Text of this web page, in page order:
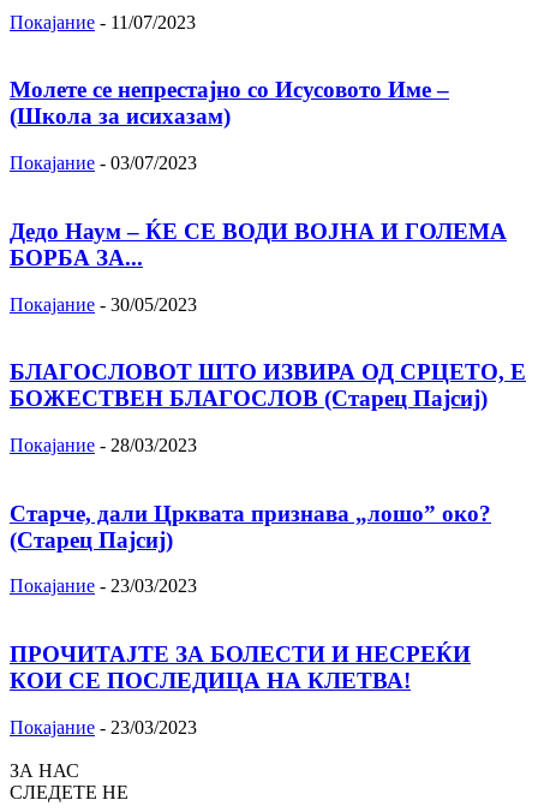
Покајание - 11/07/2023
Молете се непрестајно со Исусовото Име –
(Школа за исихазам)
Покајание - 03/07/2023
Дедо Наум – ЌЕ СЕ ВОДИ ВОЈНА И ГОЛЕМА
БОРБА ЗА...
Покајание - 30/05/2023
БЛАГОСЛОВОТ ШТО ИЗВИРА ОД СРЦЕТО, Ε
БОЖЕСТВЕН БЛАГОСЛОВ (Старец Пајсиј)
Покајание - 28/03/2023
Старче, дали Црквата признава „лошо” око?
(Старец Пајсиј)
Покајание - 23/03/2023
ПРОЧИТАЈТЕ ЗА БОЛЕСТИ И НЕСРЕЌИ
КОИ СЕ ПОСЛЕДИЦА НА КЛЕТВА!
Покајание - 23/03/2023
ЗА НАС
СЛЕДЕТЕ НЕ